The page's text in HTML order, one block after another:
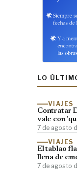
LO
VIAJES
Contratar
vale con
7 de agosto
VIAJES
El tablao
llena de
7 de agosto